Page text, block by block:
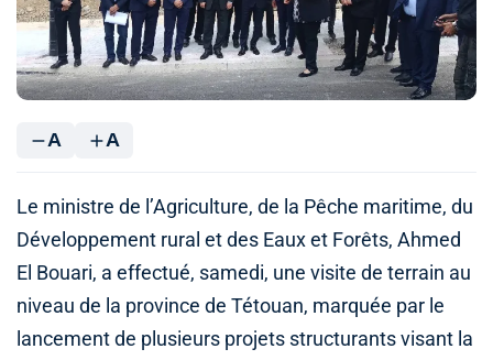
A A
Le ministre de l’Agriculture, de la Pêche maritime, du
Développement rural et des Eaux et Forêts, Ahmed
El Bouari, a effectué, samedi, une visite de terrain au
niveau de la province de Tétouan, marquée par le
lancement de plusieurs projets structurants visant la